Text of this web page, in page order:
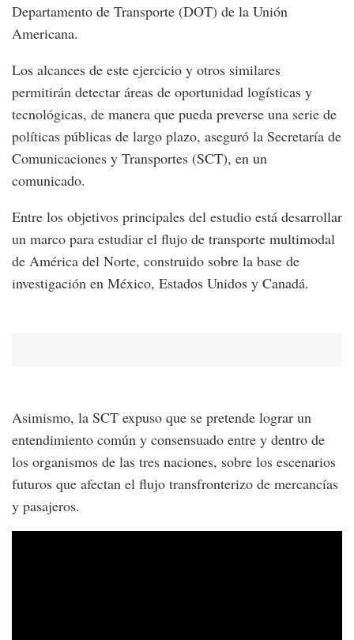
Departamento de Transporte (DOT) de la Unión
Americana.
Los alcances de este ejercicio y otros similares
permitirán detectar áreas de oportunidad logísticas y
tecnológicas, de manera que pueda preverse una serie de
políticas públicas de largo plazo, aseguró la Secretaría de
Comunicaciones y Transportes (SCT), en un
comunicado.
Entre los objetivos principales del estudio está desarrollar
un marco para estudiar el flujo de transporte multimodal
de América del Norte, construido sobre la base de
investigación en México, Estados Unidos y Canadá.
Asimismo, la SCT expuso que se pretende lograr un
entendimiento común y consensuado entre y dentro de
los organismos de las tres naciones, sobre los escenarios
futuros que afectan el flujo transfronterizo de mercancías
y pasajeros.